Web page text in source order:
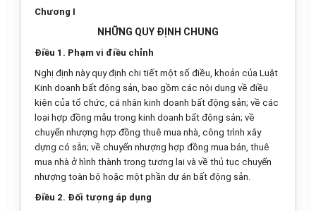
Chương I
NHỮNG QUY ĐỊNH CHUNG
Điều 1. Phạm vi điều chỉnh
Nghị định này quy định chi tiết một số điều, khoản của Luật
Kinh doanh bất động sản, bao gồm các nội dung về điều
kiện của tổ chức, cá nhân kinh doanh bất động sản; về các
loại hợp đồng mẫu trong kinh doanh bất động sản; về
chuyển nhượng hợp đồng thuê mua nhà, công trình xây
dựng có sẵn; về chuyển nhượng hợp đồng mua bán, thuê
mua nhà ở hình thành trong tương lai và về thủ tục chuyển
nhượng toàn bộ hoặc một phần dự án bất động sản.
Điều 2. Đối tượng áp dụng